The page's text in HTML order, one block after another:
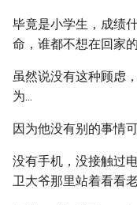
毕竟是小学生，成绩
命，谁都不想在回家
虽然说没有这种顾虑
为...
因为他没有别的事情可
没有手机，没接触过
卫大爷那里站着看看